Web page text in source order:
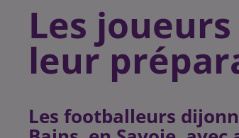
Les
leur
Les footballeurs